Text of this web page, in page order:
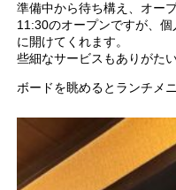
準備中から待ち構え、オー
11:30のオープンですが、
に開けてくれます。
些細なサービスもありがたい
ボードを眺めるとランチメ